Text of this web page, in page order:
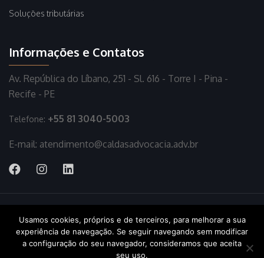
Soluções tributárias
Informações e Contatos
Av. República do Líbano, 251 - Sl. 616 - Torre I - Pina -
Recife - PE
Telefone: +55 81 3040-5003
E-mail: atendimento@caldasadvocacia.adv.br
© 2020 Caldas Advocacia. Todos direitos reservadosPolítica de
Privacidade
Usamos cookies, próprios e de terceiros, para melhorar a sua
experiência de navegação. Se seguir navegando sem modificar
a configuração do seu navegador, consideramos que aceita
seu uso.